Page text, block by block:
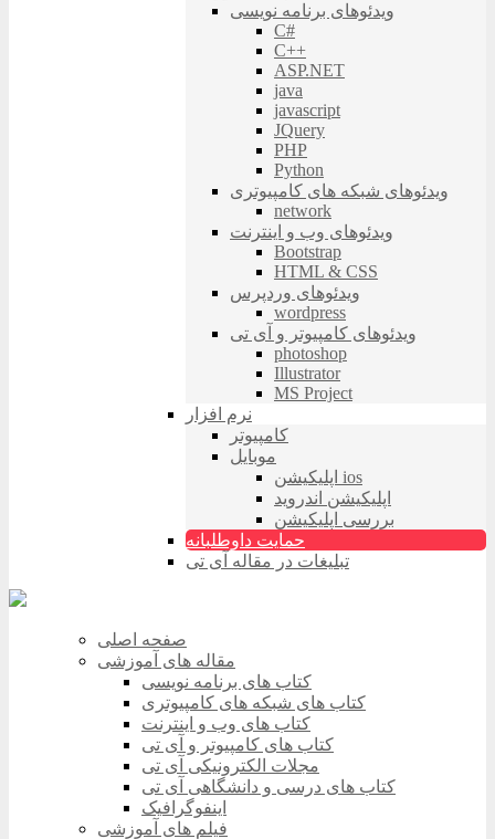
ویدئوهای برنامه نویسی
C#
C++
ASP.NET
java
javascript
JQuery
PHP
Python
ویدئوهای شبکه های کامپیوتری
network
ویدئوهای وب و اینترنت
Bootstrap
HTML & CSS
ویدئوهای وردپرس
wordpress
ویدئوهای کامپیوتر و آی تی
photoshop
Illustrator
MS Project
نرم افزار
کامپیوتر
موبایل
اپلیکیشن ios
اپلیکیشن اندروید
بررسی اپلیکیشن
حمایت داوطلبانه
تبلیغات در مقاله آی تی
صفحه اصلی
مقاله های آموزشی
کتاب های برنامه نویسی
کتاب های شبکه های کامپیوتری
کتاب های وب و اینترنت
کتاب های کامپیوتر و آی تی
مجلات الکترونیکی آی تی
کتاب های درسی و دانشگاهی آی تی
اینفوگرافیک
فیلم های آموزشی